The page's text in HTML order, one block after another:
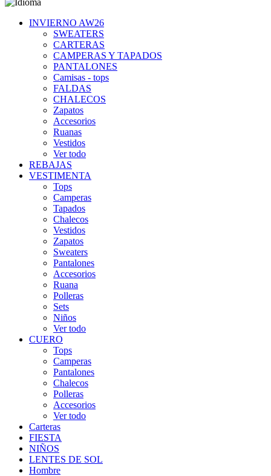
INVIERNO AW26
SWEATERS
CARTERAS
CAMPERAS Y TAPADOS
PANTALONES
Camisas - tops
FALDAS
CHALECOS
Zapatos
Accesorios
Ruanas
Vestidos
Ver todo
REBAJAS
VESTIMENTA
Tops
Camperas
Tapados
Chalecos
Vestidos
Zapatos
Sweaters
Pantalones
Accesorios
Ruana
Polleras
Sets
Niños
Ver todo
CUERO
Tops
Camperas
Pantalones
Chalecos
Polleras
Accesorios
Ver todo
Carteras
FIESTA
NIÑOS
LENTES DE SOL
Hombre